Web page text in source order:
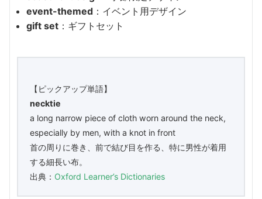
event-themed ：イベント用デザイン
gift set ：ギフトセット
【ピックアップ単語】
necktie
a long narrow piece of cloth worn around the neck,
especially by men, with a knot in front
首の周りに巻き、前で結び目を作る、特に男性が着用
する細長い布。
出典： Oxford Learner’s Dictionaries